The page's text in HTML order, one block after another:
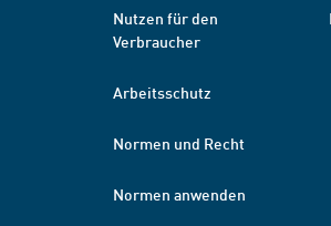
Nutzen für den
Verbraucher
Arbeitsschutz
Normen und Recht
Normen anwenden